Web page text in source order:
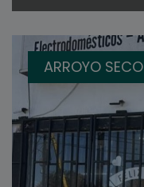
ARROYO SECO